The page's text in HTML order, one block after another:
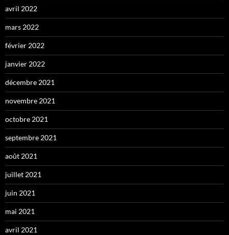
avril 2022
mars 2022
février 2022
janvier 2022
décembre 2021
novembre 2021
octobre 2021
septembre 2021
août 2021
juillet 2021
juin 2021
mai 2021
avril 2021